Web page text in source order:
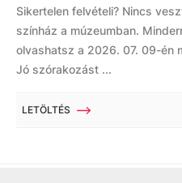
Sikertelen felvételi? Nincs
színház a múzeumban.
olvashatsz a 2026. 07. 09-én
Jó szórakozást ...
LETÖLTÉS